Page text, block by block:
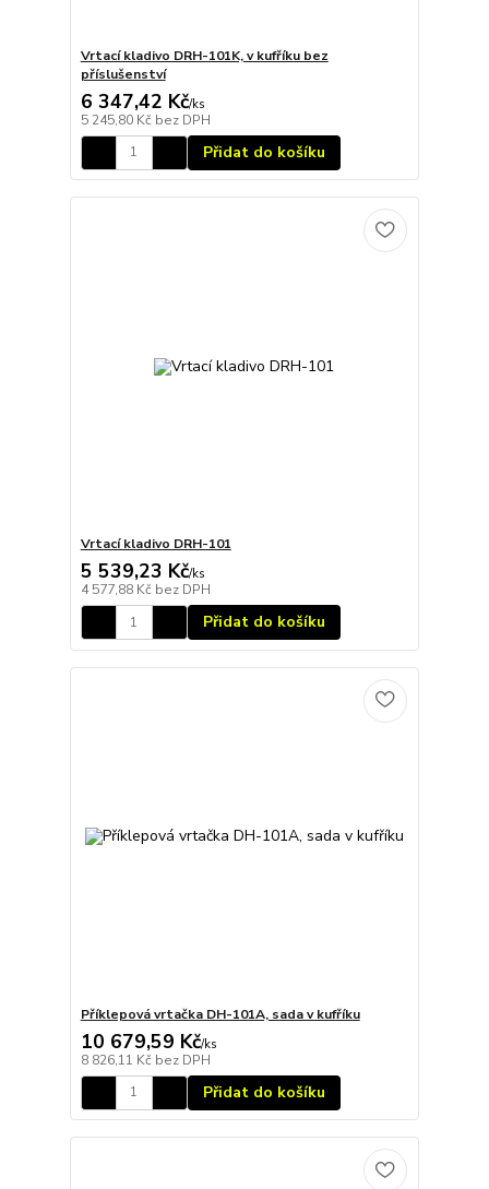
Vrtací kladivo DRH-101K, v kufříku bez
příslušenství
6 347,42 Kč/ks
5 245,80 Kč bez DPH
Přidat do košíku
Vrtací kladivo DRH-101
5 539,23 Kč/ks
4 577,88 Kč bez DPH
Přidat do košíku
Příklepová vrtačka DH-101A, sada v kufříku
10 679,59 Kč/ks
8 826,11 Kč bez DPH
Přidat do košíku